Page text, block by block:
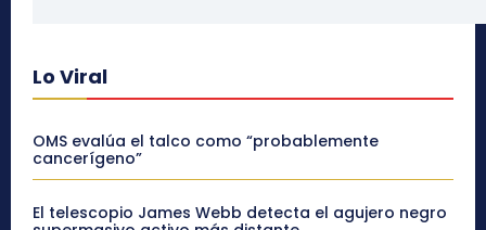
Lo Viral
OMS evalúa el talco como “probablemente
cancerígeno”
El telescopio James Webb detecta el agujero negro